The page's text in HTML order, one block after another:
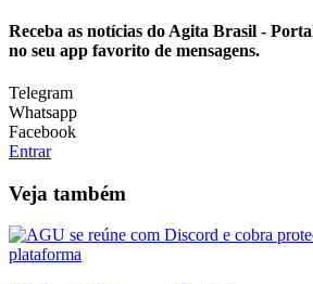
Receba as notícias do Agita Brasil -
no seu app favorito de mensagens.
Telegram
Whatsapp
Facebook
Entrar
Veja também